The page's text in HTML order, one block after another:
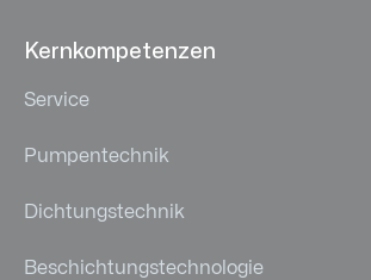
Kernkompetenzen
Service
Pumpentechnik
Dichtungstechnik
Beschichtungstechnologie